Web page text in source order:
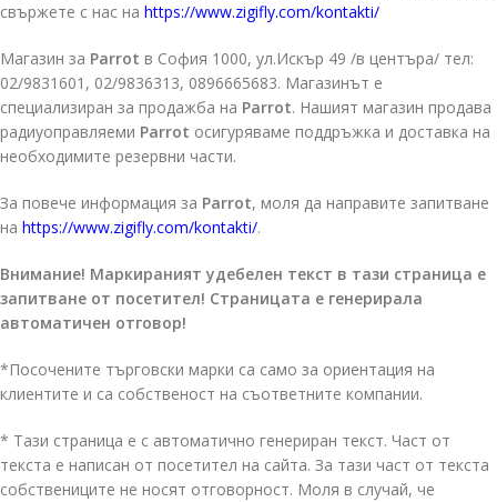
свържете с нас на https://www.zigifly.com/kontakti/
Магазин за Parrot в София 1000, ул.Искър 49 /в центъра/ тел:
02/9831601, 02/9836313, 0896665683. Магазинът е
специализиран за продажба на Parrot. Нашият магазин продава
радиуоправляеми Parrot осигуряваме поддръжка и доставка на
необходимите резервни части.
За повече информация за Parrot, моля да направите запитване
на https://www.zigifly.com/kontakti/.
Внимание! Маркираният удебелен текст в тази страница е
запитване от посетител! Страницата е генерирала
автоматичен отговор!
*Посочените търговски марки са само за ориентация на
клиентите и са собственост на съответните компании.
* Тази страница е с автоматично генериран текст. Част от
текста е написан от посетител на сайта. За тази част от текста
собствениците не носят отговорност. Моля в случай, че